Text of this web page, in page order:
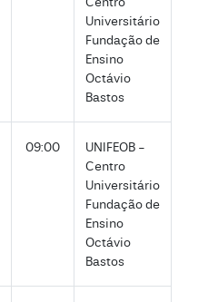
Universitário
Fundação de
Ensino
Octávio
Bastos
09:00
UNIFEOB -
Centro
Universitário
Fundação de
Ensino
Octávio
Bastos